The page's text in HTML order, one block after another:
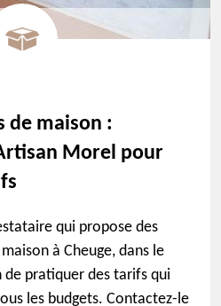
de maison :
Morel pour
qui propose des
à Cheuge, dans le
pratiquer des tarifs qui
les budgets. Contactez-le